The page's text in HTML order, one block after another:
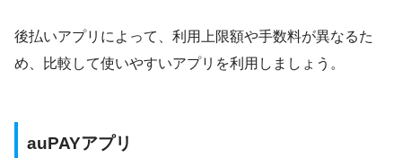
後払いアプリによって、利用上限額や手数料が異なるた
め、比較して使いやすいアプリを利用しましょう。
auPAYアプリ